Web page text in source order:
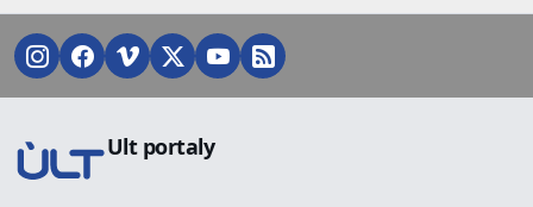
Ult portaly